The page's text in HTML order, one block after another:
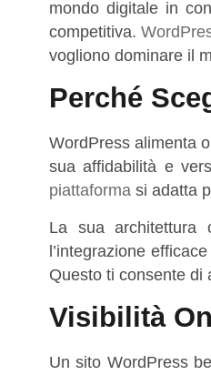
mondo digitale in
competitiva.
vogliono dominare il
Perché
WordPress alimenta
sua affidabilità e
piattaformasi adatta
La sua architettura
l’integrazione
Questo ti consente di
Visibilità
Un sito WordPress